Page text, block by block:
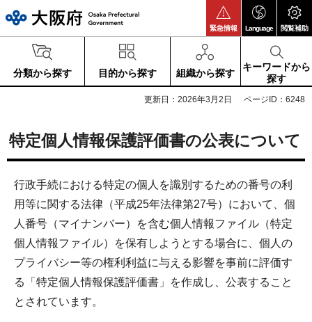
緊急情報 Language 閲覧補助
分類から探す 目的から探す 組織から探す
キーワードから
探す
更新日：2026年3月2日 ページID：6248
特定個人情報保護評価書の公表について
行政手続における特定の個人を識別するための番号の利
用等に関する法律（平成25年法律第27号）において、個
人番号（マイナンバー）を含む個人情報ファイル（特定
個人情報ファイル）を保有しようとする場合に、個人の
プライバシー等の権利利益に与える影響を事前に評価す
る「特定個人情報保護評価書」を作成し、公表すること
とされています。